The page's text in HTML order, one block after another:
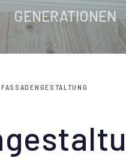
GENERATIONEN
FASSADENGESTALTUNG